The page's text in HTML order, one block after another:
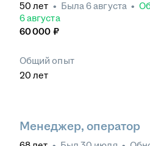
50 лет • Была6 августа •
6 августа
60 000 ₽
Общий опыт
20 лет
Менеджер, оператор